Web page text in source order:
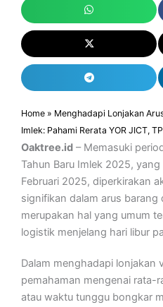
Home » Menghadapi Lonjakan
Imlek: Pahami Rerata YOR JICT,
Oaktree.id – Memasuki
Tahun Baru Imlek 2025,
Februari 2025, diperkirakan
signifikan dalam arus barang
merupakan hal yang umum
logistik menjelang hari libur
Dalam menghadapi lonjakan
pemahaman mengenai rata-
atau waktu tunggu bongkar